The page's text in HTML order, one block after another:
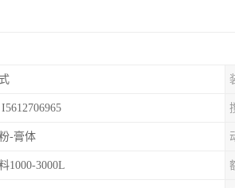
-膏体
1000-3000L